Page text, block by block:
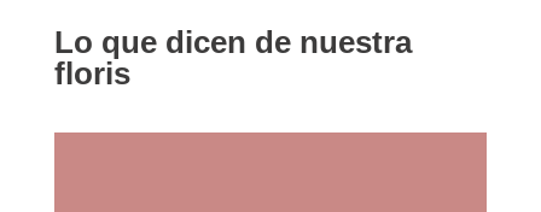
Lo que dicen de nuestra
floris